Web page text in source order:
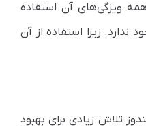
ویزگی‌های آن استفاده
ندارد. زیرا استفاده از آن
تلاش زیادی برای بهبود